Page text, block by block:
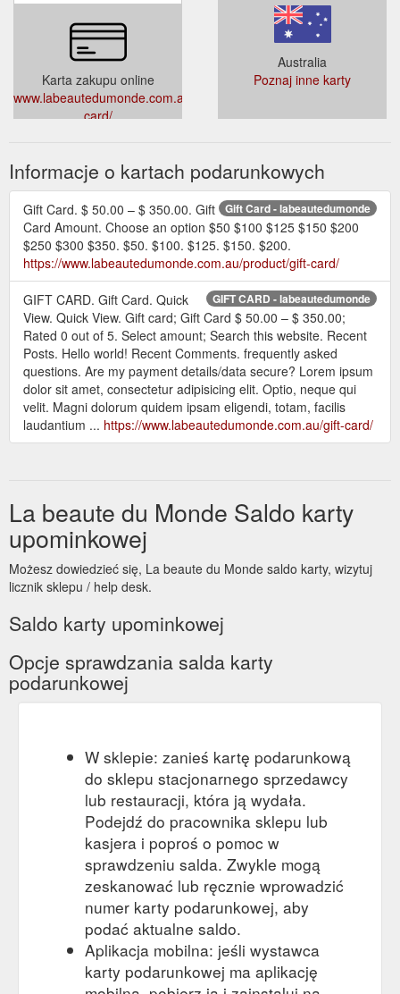
Karta zakupu online
www.labeautedumonde.com.au/gift-
card/
Australia
Poznaj inne karty
Informacje o kartach podarunkowych
Gift Card - labeautedumonde
Gift Card. $ 50.00 – $ 350.00. Gift
Card Amount. Choose an option $50 $100 $125 $150 $200
$250 $300 $350. $50. $100. $125. $150. $200.
https://www.labeautedumonde.com.au/product/gift-card/
GIFT CARD - labeautedumonde
GIFT CARD. Gift Card. Quick
View. Quick View. Gift card; Gift Card $ 50.00 – $ 350.00;
Rated 0 out of 5. Select amount; Search this website. Recent
Posts. Hello world! Recent Comments. frequently asked
questions. Are my payment details/data secure? Lorem ipsum
dolor sit amet, consectetur adipisicing elit. Optio, neque qui
velit. Magni dolorum quidem ipsam eligendi, totam, facilis
laudantium ... https://www.labeautedumonde.com.au/gift-card/
La beaute du Monde Saldo karty
upominkowej
Możesz dowiedzieć się, La beaute du Monde saldo karty, wizytuj
licznik sklepu / help desk.
Saldo karty upominkowej
Opcje sprawdzania salda karty
podarunkowej
W sklepie: zanieś kartę podarunkową
do sklepu stacjonarnego sprzedawcy
lub restauracji, która ją wydała.
Podejdź do pracownika sklepu lub
kasjera i poproś o pomoc w
sprawdzeniu salda. Zwykle mogą
zeskanować lub ręcznie wprowadzić
numer karty podarunkowej, aby
podać aktualne saldo.
Aplikacja mobilna: jeśli wystawca
karty podarunkowej ma aplikację